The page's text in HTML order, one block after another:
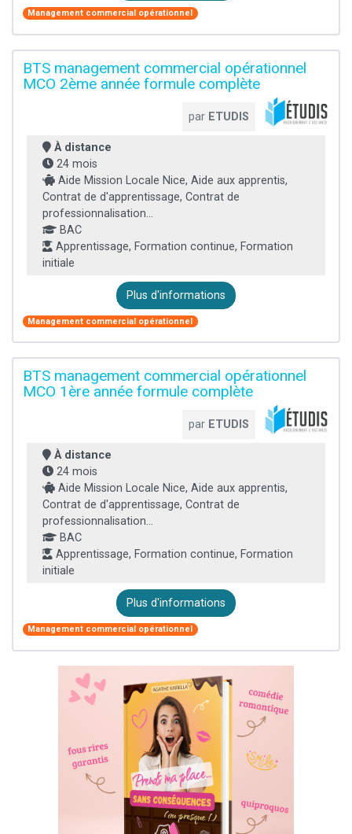
Management commercial opérationnel
BTS management commercial opérationnel
MCO 2ème année formule complète
par ETUDIS
À distance
24 mois
Aide Mission Locale Nice, Aide aux apprentis,
Contrat de d'apprentissage, Contrat de
professionnalisation...
BAC
Apprentissage, Formation continue, Formation
initiale
Plus d'informations
Management commercial opérationnel
BTS management commercial opérationnel
MCO 1ère année formule complète
par ETUDIS
À distance
24 mois
Aide Mission Locale Nice, Aide aux apprentis,
Contrat de d'apprentissage, Contrat de
professionnalisation...
BAC
Apprentissage, Formation continue, Formation
initiale
Plus d'informations
Management commercial opérationnel